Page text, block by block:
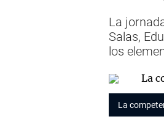
La
Salas,
los
La